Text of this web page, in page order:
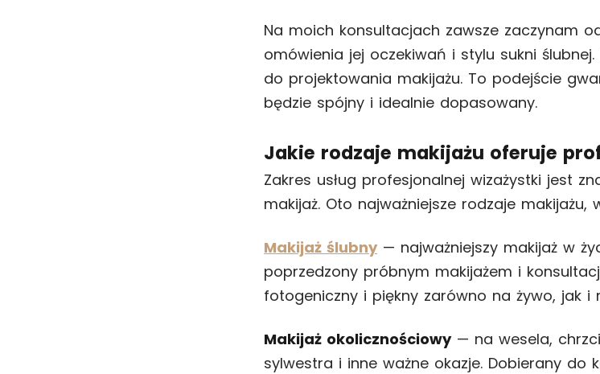
Na moich konsultacjach zawsze zaczynam
omówienia jej oczekiwań i stylu sukni
do projektowania makijażu. To podejście
będzie spójny i idealnie dopasowany.
Jakie rodzaje makijażu oferuje
Zakres usług profesjonalnej wizażystki jest
makijaż. Oto najważniejsze rodzaje makijażu,
Makijaż ślubny — najważniejszy makijaż w
poprzedzony próbnym makijażem i
fotogeniczny i piękny zarówno na żywo, jak i
Makijaż okolicznościowy— na wesela,
sylwestra i inne ważne okazje. Dobierany do